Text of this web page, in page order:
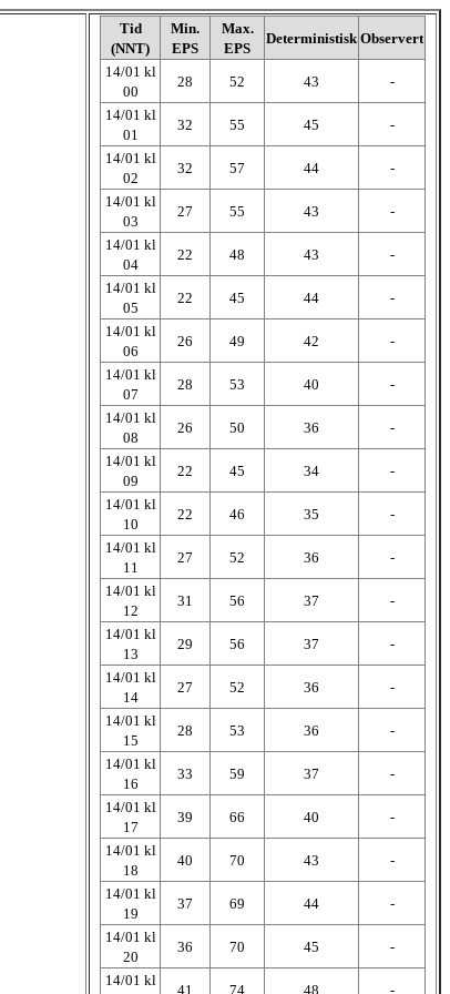
Tid
(NNT)
Min.
EPS
Max.
EPS
Deterministisk Observert
14/01 kl
00
28 52 43
-
14/01 kl
01
32 55 45
-
14/01 kl
02
32 57 44
-
14/01 kl
03
27 55 43
-
14/01 kl
04
22 48 43
-
14/01 kl
05
22 45 44
-
14/01 kl
06
26 49 42
-
14/01 kl
07
28 53 40
-
14/01 kl
08
26 50 36
-
14/01 kl
09
22 45 34
-
14/01 kl
10
22 46 35
-
14/01 kl
11
27 52 36
-
14/01 kl
12
31 56 37
-
14/01 kl
13
29 56 37
-
14/01 kl
14
27 52 36
-
14/01 kl
15
28 53 36
-
14/01 kl
16
33 59 37
-
14/01 kl
17
39 66 40
-
14/01 kl
18
40 70 43
-
14/01 kl
19
37 69 44
-
14/01 kl
20
36 70 45
-
14/01 kl
41 74 48 -